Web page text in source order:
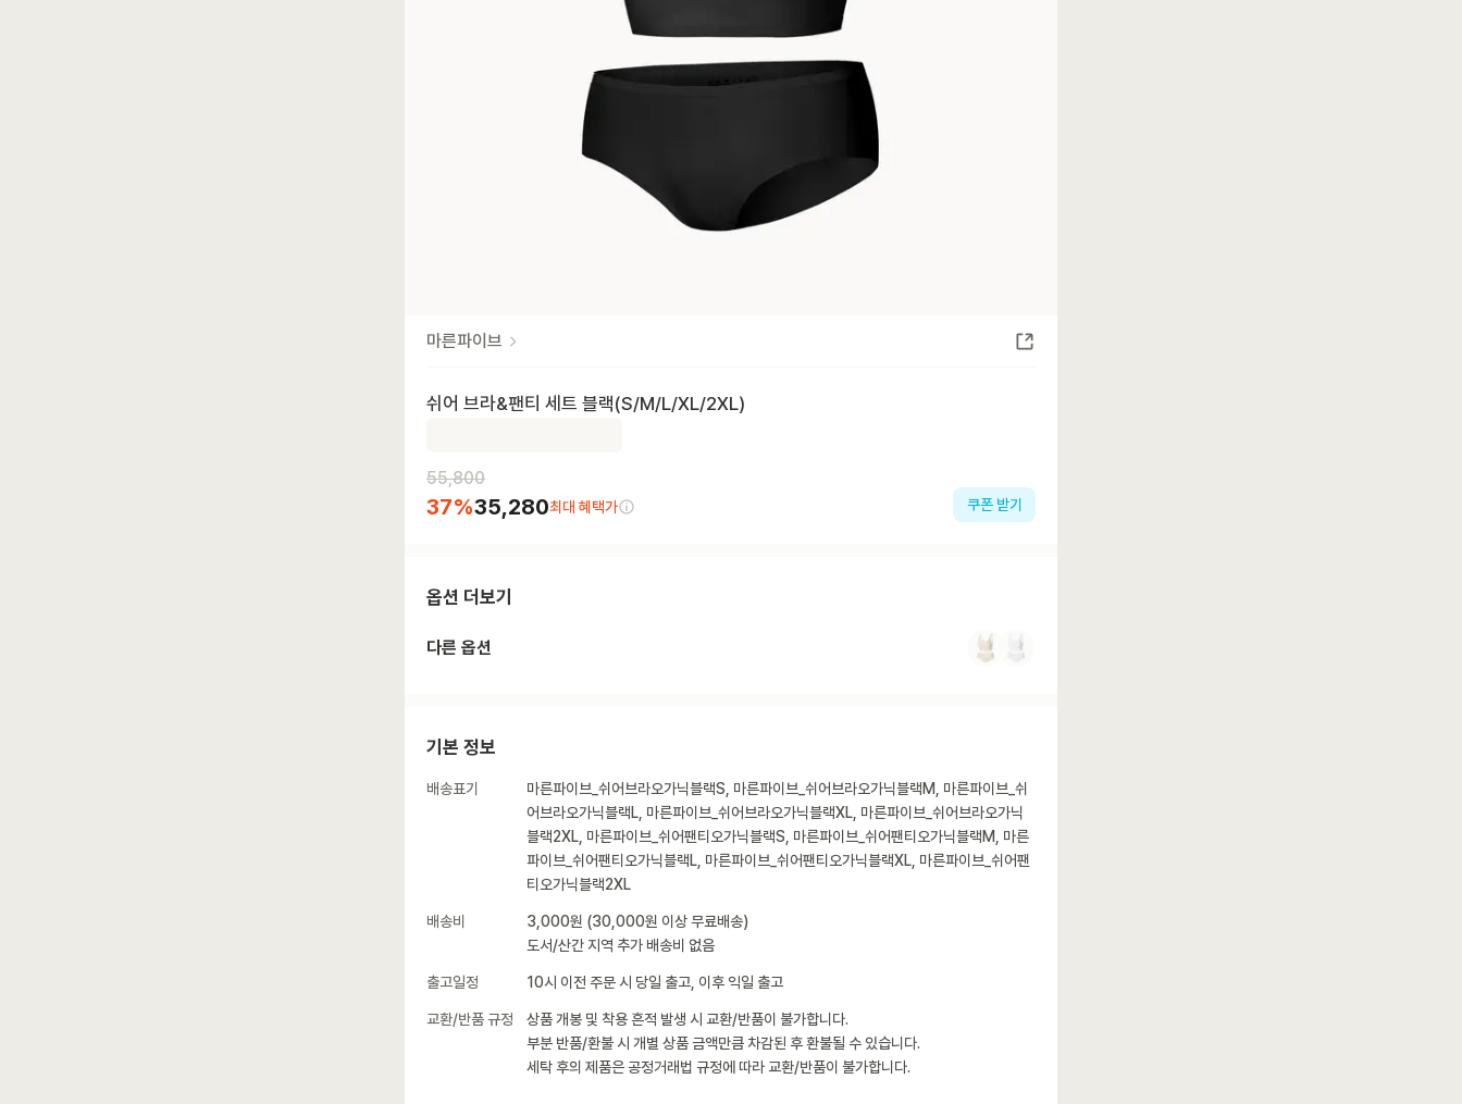
마른파이브
쉬어 브라&팬티 세트 블랙(S/M/L/XL/2XL)
55,800
37%35,280최대 혜택가 쿠폰 받기
옵션 더보기
다른 옵션
기본 정보
배송표기
마른파이브_쉬어브라오가닉블랙S, 마른파이브_쉬어브라오가닉블랙M, 마른파이브_쉬
어브라오가닉블랙L, 마른파이브_쉬어브라오가닉블랙XL, 마른파이브_쉬어브라오가닉
블랙2XL, 마른파이브_쉬어팬티오가닉블랙S, 마른파이브_쉬어팬티오가닉블랙M, 마른
파이브_쉬어팬티오가닉블랙L, 마른파이브_쉬어팬티오가닉블랙XL, 마른파이브_쉬어팬
티오가닉블랙2XL
배송비
3,000원 (30,000원 이상 무료배송)
도서/산간 지역 추가 배송비 없음
출고일정 10시 이전 주문 시 당일 출고, 이후 익일 출고
교환/반품 규정
상품 개봉 및 착용 흔적 발생 시 교환/반품이 불가합니다.
부분 반품/환불 시 개별 상품 금액만큼 차감된 후 환불될 수 있습니다.
세탁 후의 제품은 공정거래법 규정에 따라 교환/반품이 불가합니다.